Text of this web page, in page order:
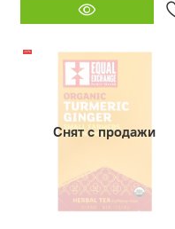
Снят с продажи
-22%